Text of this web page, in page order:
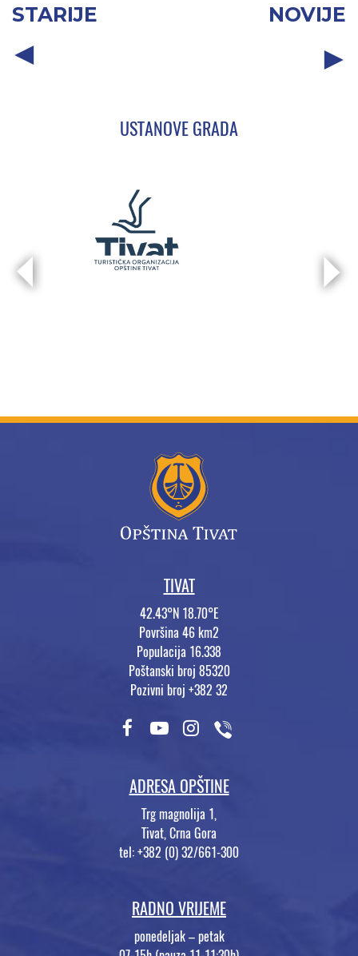
STARIJE NOVIJE
USTANOVE GRADA
TIVAT
42.43°N 18.70°E
Površina 46 km2
Populacija 16.338
Poštanski broj 85320
Pozivni broj +382 32
ADRESA OPŠTINE
Trg magnolija 1,
Tivat, Crna Gora
tel: +382 (0) 32/661-300
RADNO VRIJEME
ponedeljak – petak